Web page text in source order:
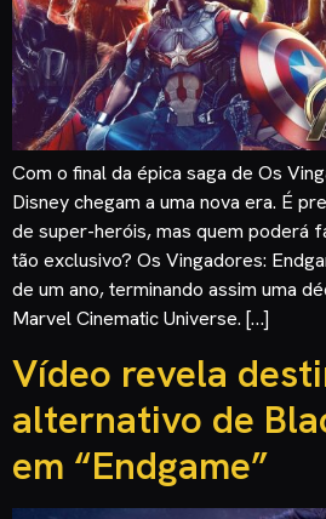
Com o final da épica saga de Os
Disney chegam a uma nova era. É
de super-heróis, mas quem poderá
tão exclusivo? Os Vingadores:
de um ano, terminando assim uma
Marvel Cinematic Universe. […]
Vídeo revela
alternativo de
em “Endgame”